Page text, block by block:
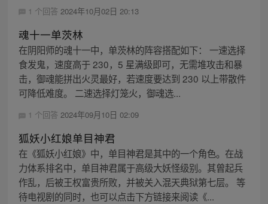
1 个回答 2024年10月02日 20:13
魂十一单茨林
在阴阳师的魂十一中，单茨林的阵容搭配如下： 一速选择
食发鬼，速度高于 230，5 星满级即可，无需堆攻击和暴
击，御魂能拼出火灵最好，若速度要达到 230 以上带散件
可降低难度。 二速选择灯笼火，御魂选...
1 个回答 2024年09月10日 02:09
狐妖小红娘单目神君
在《狐妖小红娘》中，单目神君是其中的一个角色。在战
力体系排名中，单目神君属于高级大妖怪级别。其曾起兵
作乱，后被王权富贵所败，并被关入混天典狱第七层。 等
待电视剧的同时，也可以点击下方链接来阅读《...